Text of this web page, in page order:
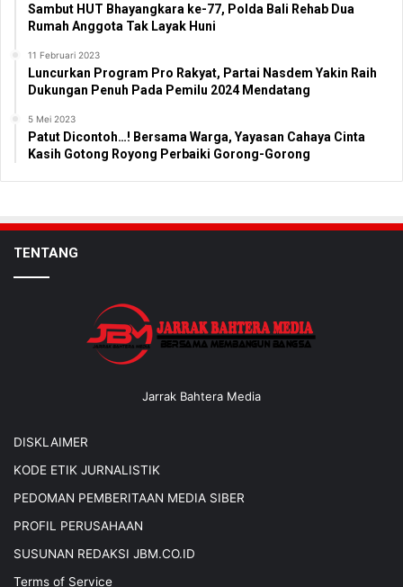
Sambut HUT Bhayangkara ke-77, Polda Bali Rehab Dua
Rumah Anggota Tak Layak Huni
11 Februari 2023
Luncurkan Program Pro Rakyat, Partai Nasdem Yakin Raih
Dukungan Penuh Pada Pemilu 2024 Mendatang
5 Mei 2023
Patut Dicontoh…! Bersama Warga, Yayasan Cahaya Cinta
Kasih Gotong Royong Perbaiki Gorong-Gorong
TENTANG
Jarrak Bahtera Media
DISKLAIMER
KODE ETIK JURNALISTIK
PEDOMAN PEMBERITAAN MEDIA SIBER
PROFIL PERUSAHAAN
SUSUNAN REDAKSI JBM.CO.ID
Terms of Service